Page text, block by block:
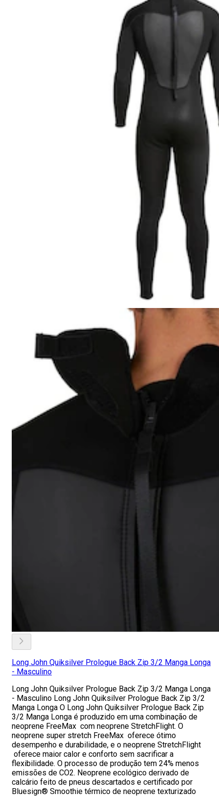
Long John Quiksilver Prologue Back Zip 3/2 Manga Longa
- Masculino
Long John Quiksilver Prologue Back Zip 3/2 Manga Longa
- Masculino Long John Quiksilver Prologue Back Zip 3/2
Manga Longa O Long John Quiksilver Prologue Back Zip
3/2 Manga Longa é produzido em uma combinação de
neoprene FreeMax com neoprene StretchFlight. O
neoprene super stretch FreeMax oferece ótimo
desempenho e durabilidade, e o neoprene StretchFlight
oferece maior calor e conforto sem sacrificar a
flexibilidade. O processo de produção tem 24% menos
emissões de CO2. Neoprene ecológico derivado de
calcário feito de pneus descartados e certificado por
Bluesign® Smoothie térmico de neoprene texturizado